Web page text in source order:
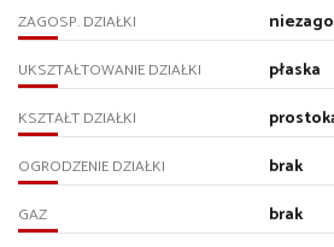
ZAGOSP. DZIAŁKI
UKSZTAŁTOWANIE DZIAŁKI płaska
KSZTAŁT DZIAŁKI
OGRODZENIE DZIAŁKI brak
GAZ brak